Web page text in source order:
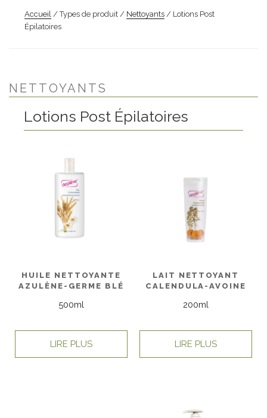
Accueil / Types de produit / Nettoyants / Lotions Post
Épilatoires
NETTOYANTS
Lotions Post Épilatoires
HUILE NETTOYANTE
AZULÈNE-GERME BLÉ
500ml
LIRE PLUS
LAIT NETTOYANT
CALENDULA-AVOINE
200ml
LIRE PLUS